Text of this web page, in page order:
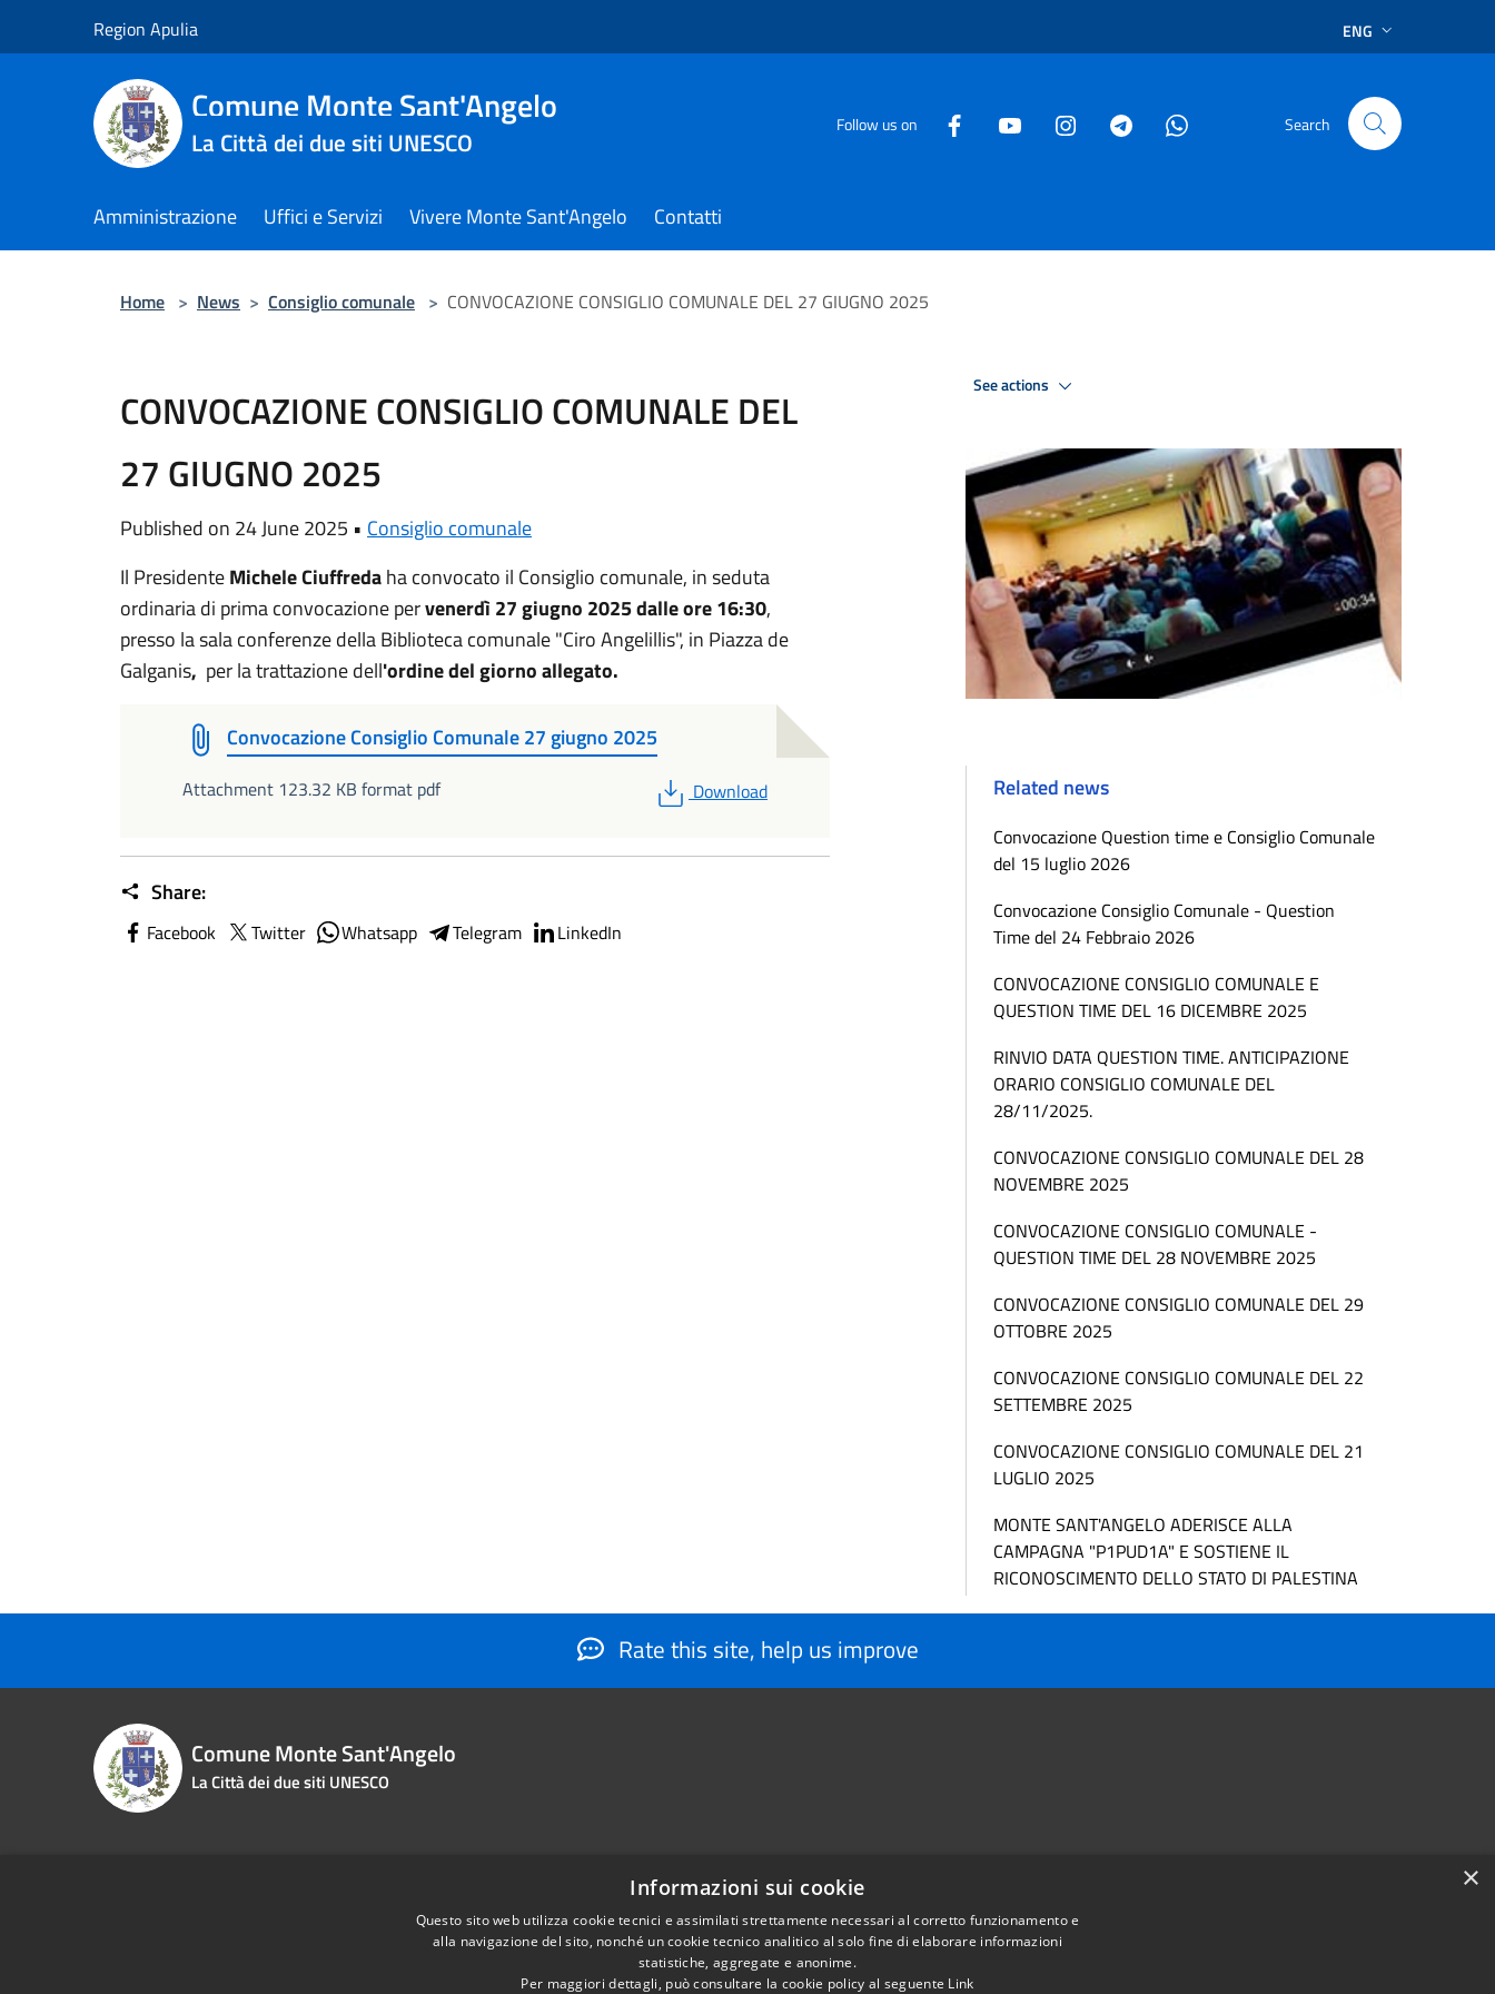
Region Apulia ENG
Comune Monte Sant'Angelo
La Città dei due siti UNESCO
Follow us on Search
Amministrazione Uffici e Servizi Vivere Monte Sant'Angelo Contatti
Home > News > Consiglio comunale > CONVOCAZIONE CONSIGLIO COMUNALE DEL 27 GIUGNO 2025
CONVOCAZIONE CONSIGLIO COMUNALE DEL
27 GIUGNO 2025
Published on 24 June 2025 • Consiglio comunale
Il PresidenteMichele Ciuffredaha convocato il Consiglio comunale, in seduta
ordinaria di prima convocazione pervenerdì 27 giugno 2025 dalle ore 16:30,
presso la sala conferenze della Biblioteca comunale "Ciro Angelillis", in Piazza de
Galganis, per la trattazione dell'ordine del giorno allegato.
Convocazione Consiglio Comunale 27 giugno 2025
Attachment 123.32 KB format pdf PDF
Download
Share:
Facebook Twitter Whatsapp Telegram LinkedIn
See actions
Related news
Convocazione Question time e Consiglio Comunale
del 15 luglio 2026
Convocazione Consiglio Comunale - Question
Time del 24 Febbraio 2026
CONVOCAZIONE CONSIGLIO COMUNALE E
QUESTION TIME DEL 16 DICEMBRE 2025
RINVIO DATA QUESTION TIME. ANTICIPAZIONE
ORARIO CONSIGLIO COMUNALE DEL
28/11/2025.
CONVOCAZIONE CONSIGLIO COMUNALE DEL 28
NOVEMBRE 2025
CONVOCAZIONE CONSIGLIO COMUNALE -
QUESTION TIME DEL 28 NOVEMBRE 2025
CONVOCAZIONE CONSIGLIO COMUNALE DEL 29
OTTOBRE 2025
CONVOCAZIONE CONSIGLIO COMUNALE DEL 22
SETTEMBRE 2025
CONVOCAZIONE CONSIGLIO COMUNALE DEL 21
LUGLIO 2025
MONTE SANT'ANGELO ADERISCE ALLA
CAMPAGNA "P1PUD1A" E SOSTIENE IL
RICONOSCIMENTO DELLO STATO DI PALESTINA
Rate this site, help us improve
Comune Monte Sant'Angelo
La Città dei due siti UNESCO
Phone:0884566206
info@montesantangelo.it
protocollo@montesantangelo.it
×
Informazioni sui cookie
Questo sito web utilizza cookie tecnici e assimilati strettamente necessari al corretto funzionamento e
alla navigazione del sito, nonché un cookie tecnico analitico al solo fine di elaborare informazioni
statistiche, aggregate e anonime.
Per maggiori dettagli, può consultare la cookie policy al seguente Link